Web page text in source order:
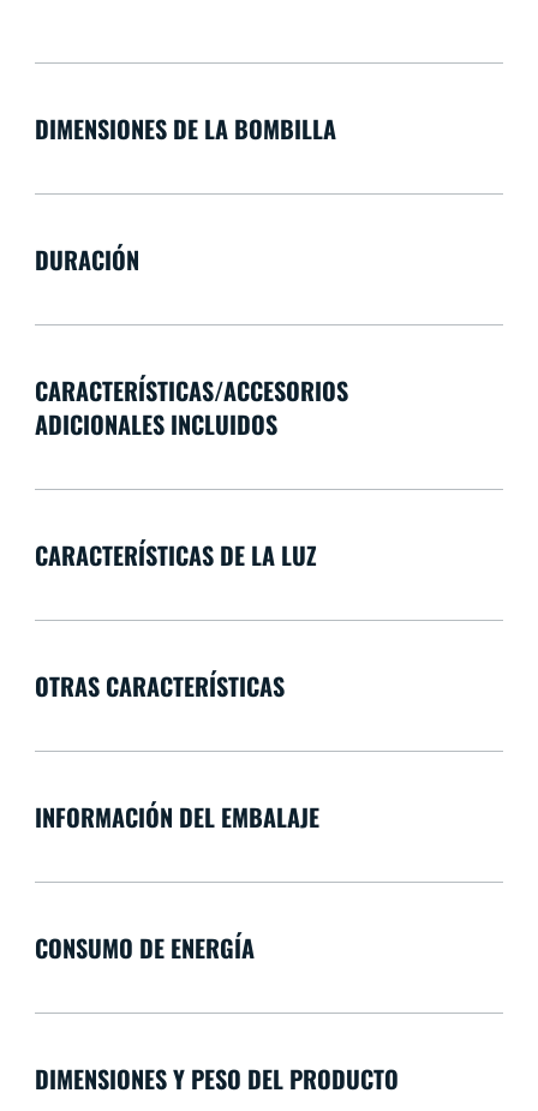
DIMENSIONES DE LA BOMBILLA
DURACIÓN
CARACTERÍSTICAS/ACCESORIOS
ADICIONALES INCLUIDOS
CARACTERÍSTICAS DE LA LUZ
OTRAS CARACTERÍSTICAS
INFORMACIÓN DEL EMBALAJE
CONSUMO DE ENERGÍA
DIMENSIONES Y PESO DEL PRODUCTO